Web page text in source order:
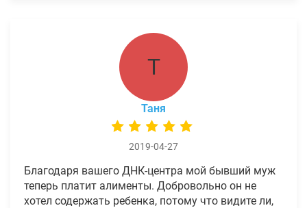
Т
Таня
2019-04-27
Благодаря вашего ДНК-центра мой бывший муж
теперь платит алименты. Добровольно он не
хотел содержать ребенка, потому что видите ли,